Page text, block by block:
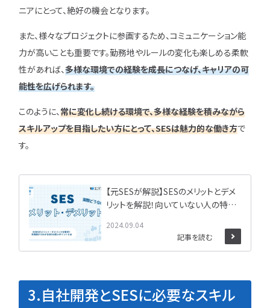
ニアにとって、絶好の機会となります。
また、様々なプロジェクトに参画するため、コミュニケーション能
力が高いことも重要です。勤務地やルールの変化も楽しめる柔軟
性があれば、多様な環境での経験を成長につなげ、キャリアの可
能性を広げられます。
このように、常に変化し続ける環境で、多様な経験を積みながら
スキルアップを目指したい方にとって、SESは魅力的な働き方で
す。
2024.09.04
【元SESが解説】SESのメリットとデメ
リットを解説！向いていない人の特徴
記事を読む
3.自社開発とSESに必要なスキル